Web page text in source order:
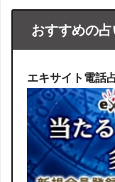
おすすめの
エキサイト電話